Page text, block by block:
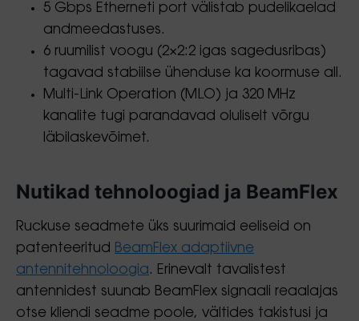
5 Gbps Etherneti port välistab pudelikaelad
andmeedastuses.
6 ruumilist voogu (2×2:2 igas sagedusribas)
tagavad stabiilse ühenduse ka koormuse all.
Multi-Link Operation (MLO) ja 320 MHz
kanalite tugi parandavad oluliselt võrgu
läbilaskevõimet.
Nutikad tehnoloogiad ja BeamFlex
Ruckuse seadmete üks suurimaid eeliseid on
patenteeritud BeamFlex adaptiivne
antennitehnoloogia. Erinevalt tavalistest
antennidest suunab BeamFlex signaali reaalajas
otse kliendi seadme poole, vältides takistusi ja